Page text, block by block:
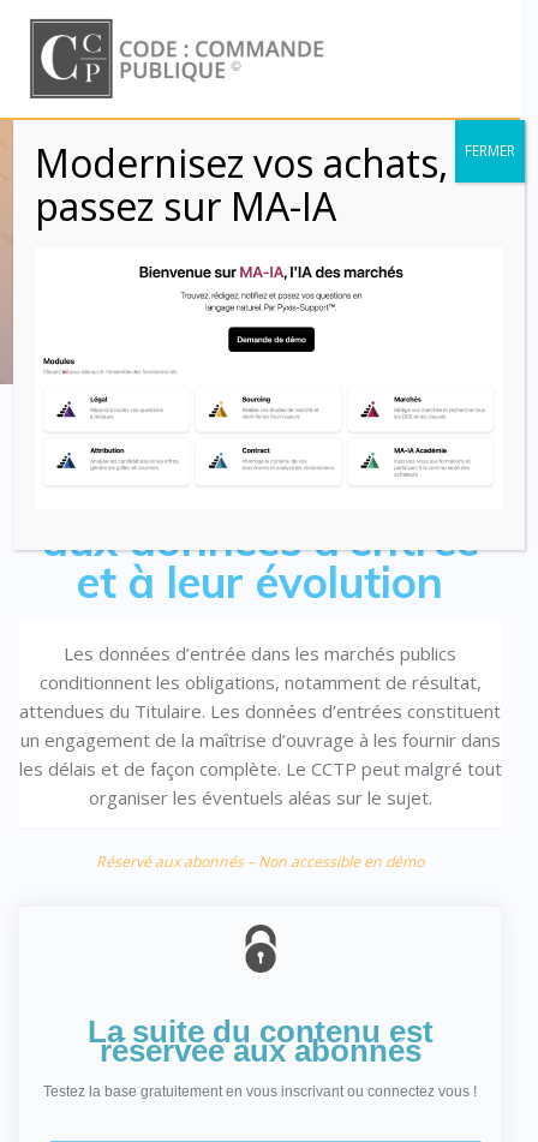
to
content
Données d’entrée –
Evolution (Clauses)
Code : Commande Publique
Clausier contractuel :
aux données d’entrée
et à leur évolution
Les données d’entrée dans les marchés publics
conditionnent les obligations, notamment de résultat,
attendues du Titulaire. Les données d’entrées constituent
un engagement de la maîtrise d’ouvrage à les fournir dans
les délais et de façon complète. Le CCTP peut malgré tout
organiser les éventuels aléas sur le sujet.
Réservé aux abonnés – Non accessible en démo
La suite du contenu est
réservée aux abonnés
Testez la base gratuitement en vous inscrivant ou connectez vous !
Modernisez vos achats,
passez sur MA-IA
FERMER